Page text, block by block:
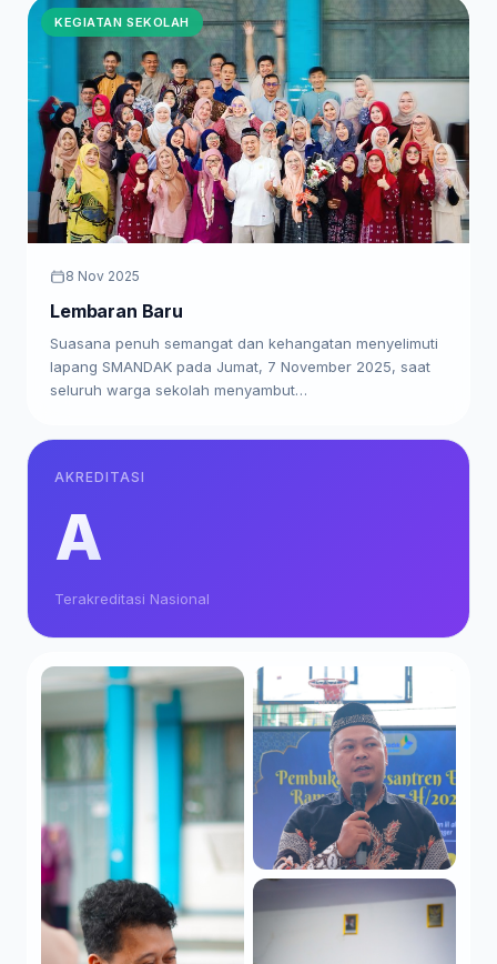
KEGIATAN SEKOLAH
8 Nov 2025
Lembaran Baru
Suasana penuh semangat dan kehangatan menyelimuti
lapang SMANDAK pada Jumat, 7 November 2025, saat
seluruh warga sekolah menyambut…
AKREDITASI
A
Terakreditasi Nasional